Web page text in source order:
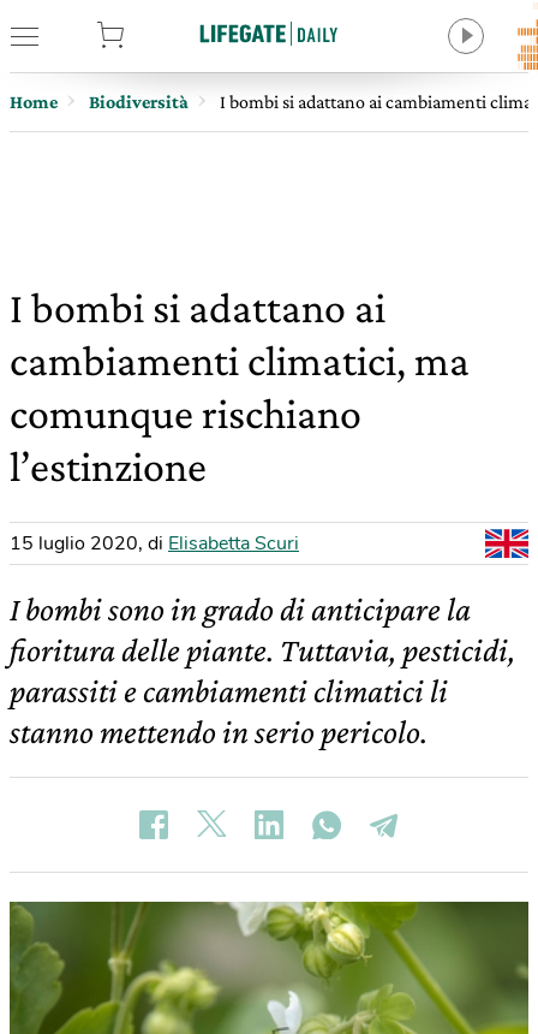
Home Biodiversità I bombi si adattano ai cambiamenti
I bombi si adattano ai
cambiamenti climatici, ma
comunque rischiano
l’estinzione
15 luglio 2020, di Elisabetta Scuri
I bombi sono in grado di anticipare la
fioritura delle piante. Tuttavia, pesticidi,
parassiti e cambiamenti climatici li
stanno mettendo in serio pericolo.